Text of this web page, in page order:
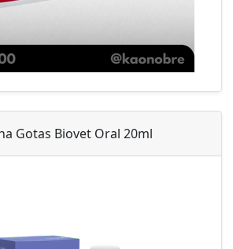
Gotas Biovet Oral 20ml